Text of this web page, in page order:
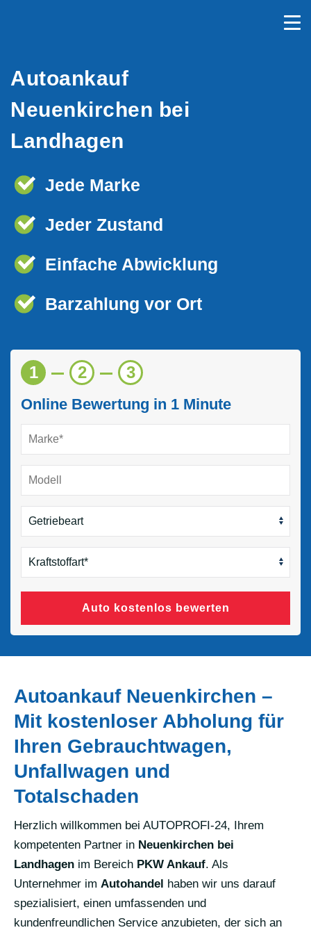
Autoankauf
Neuenkirchen bei
Landhagen
Jede Marke
Jeder Zustand
Einfache Abwicklung
Barzahlung vor Ort
1 2 3
Online Bewertung in 1 Minute
Auto kostenlos bewerten
Autoankauf Neuenkirchen –
Mit kostenloser Abholung für
Ihren Gebrauchtwagen,
Unfallwagen und
Totalschaden
Herzlich willkommen bei AUTOPROFI-24, Ihrem
kompetenten Partner in Neuenkirchen bei
Landhagen im Bereich PKW Ankauf. Als
Unternehmer im Autohandel haben wir uns darauf
spezialisiert, einen umfassenden und
kundenfreundlichen Service anzubieten, der sich an